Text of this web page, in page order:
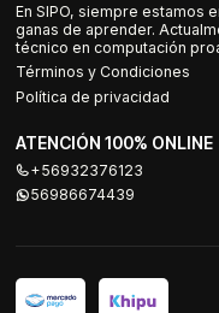
En SIPO, siempre estamos
ganas de aprender.
técnico en computación
Términos y Condiciones
Política de privacidad
ATENCIÓN 100% ONLINE
+56932376123
56986674439